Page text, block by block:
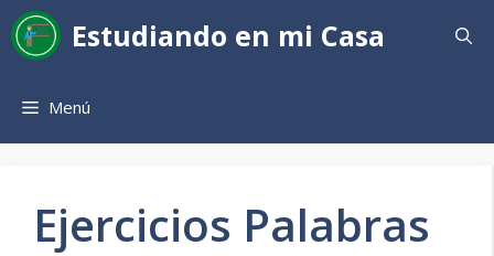
Saltar
al
contenido
Estudiando en mi Casa
Menú
Ejercicios Palabras